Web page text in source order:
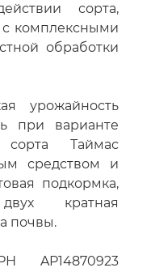
сорта,
с комплексными
обработки
урожайность
при варианте
Таймас
средством и
подкормка,
кратная
почвы.